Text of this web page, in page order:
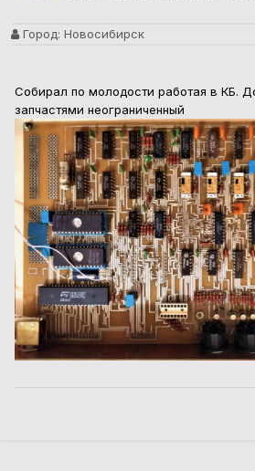
Город: Новосибирск
Собирал по молодости работая в КБ.
запчастями неограниченный